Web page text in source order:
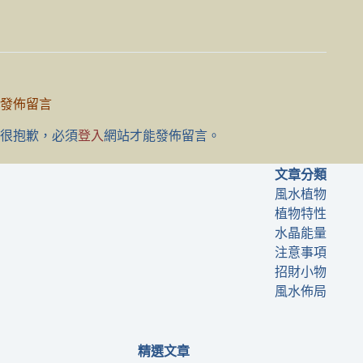
發佈留言
很抱歉，必須登入網站才能發佈留言。
文章分類
風水植物
植物特性
水晶能量
注意事項
招財小物
風水佈局
精選文章